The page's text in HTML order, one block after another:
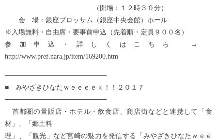
（開場：１２時３０分）
会 場：銀座ブロッサム（銀座中央会館）ホール
※入場無料・自由席・要事前申込（先着順・定員９００名）
参加申込・詳しくはこちら →
http://www.pref.nara.jp/item/169200.htm
─────────────────────
■ みやざきひなたｗｅｅｅｅｋ！！２０１７
─────────────────────
首都圏の量販店・ホテル・飲食店、商店街などと連携して「食
材」、「郷土料
理」、「観光」など宮崎の魅力を発信する「みやざきひなたｗｅｅ